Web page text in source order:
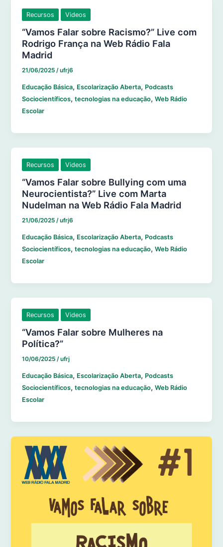
Recursos Videos
“Vamos Falar sobre Racismo?” Live com
Rodrigo França na Web Rádio Fala
Madrid
21/06/2025/ufrj6
Educação Básica, Escolarização Aberta, Podcasts
Sociocientíficos,tecnologias na educação,Web Rádio
Escolar
Recursos Videos
“Vamos Falar sobre Bullying com uma
Neurocientista?” Live com Marta
Nudelman na Web Rádio Fala Madrid
21/06/2025/ufrj6
Educação Básica, Escolarização Aberta, Podcasts
Sociocientíficos,tecnologias na educação,Web Rádio
Escolar
Recursos Videos
“Vamos Falar sobre Mulheres na
Política?”
10/06/2025/ufrj
Educação Básica, Escolarização Aberta, Podcasts
Sociocientíficos,tecnologias na educação,Web Rádio
Escolar